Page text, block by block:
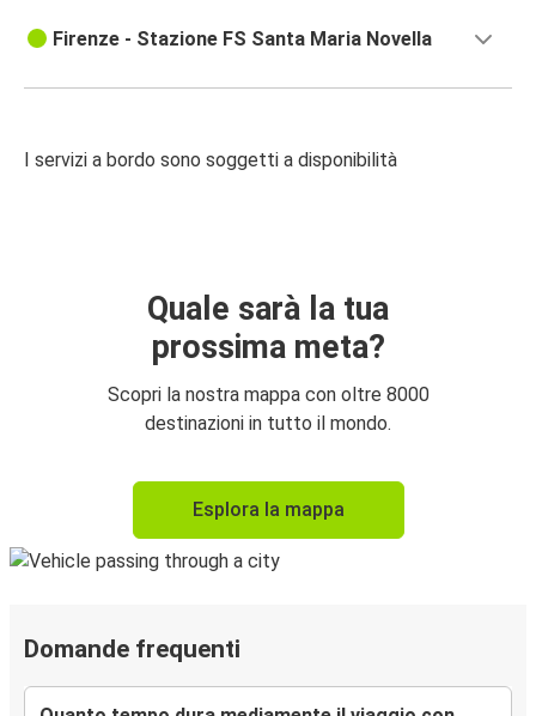
Firenze - Stazione FS Santa Maria Novella
I servizi a bordo sono soggetti a disponibilità
Quale sarà la tua
prossima meta?
Scopri la nostra mappa con oltre 8000
destinazioni in tutto il mondo.
Esplora la mappa
Domande frequenti